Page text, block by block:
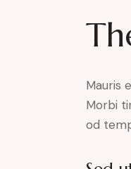
Mauris
Morbi
od